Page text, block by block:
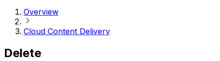
Overview
Cloud Content Delivery
Delete